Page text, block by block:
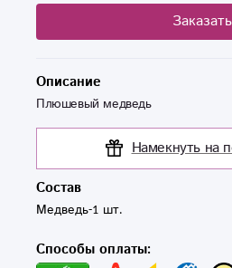
Заказать
Описание
Плюшевый медведь
Намекнуть на
Состав
Медведь-1 шт.
Способы оплаты: